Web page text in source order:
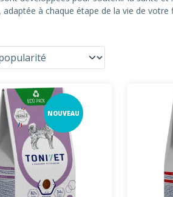
à chaque étape de la vie de votre
NOUVEAU